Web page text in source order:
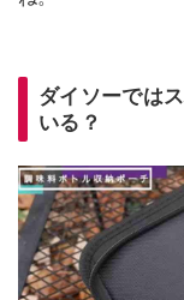
ダイソーでは
いる？